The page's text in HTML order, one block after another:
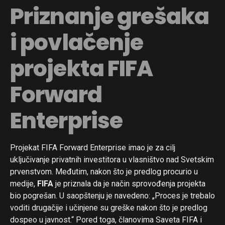
Priznanje grešaka
i povlačenje
projekta FIFA
Forward
Enterprise
Projekat FIFA Forward Enterprise imao je za cilj
uključivanje privatnih investitora u vlasništvo nad Svetskim
prvenstvom. Međutim, nakon što je predlog procurio u
medije, FIFA je priznala da je način sprovođenja projekta
bio pogrešan. U saopštenju je navedeno: „Proces je trebalo
voditi drugačije i učinjene su greške nakon što je predlog
dospeo u javnost.“ Pored toga, članovima Saveta FIFA i